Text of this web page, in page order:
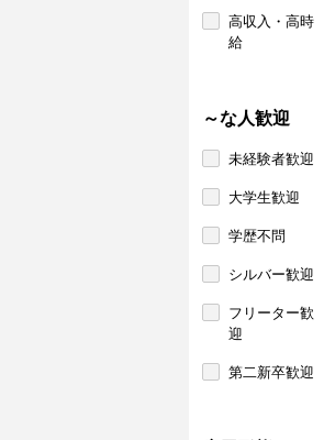
高収入・高時
給
～な人歓迎
未経験者歓迎
大学生歓迎
学歴不問
シルバー歓迎
フリーター歓
迎
第二新卒歓迎